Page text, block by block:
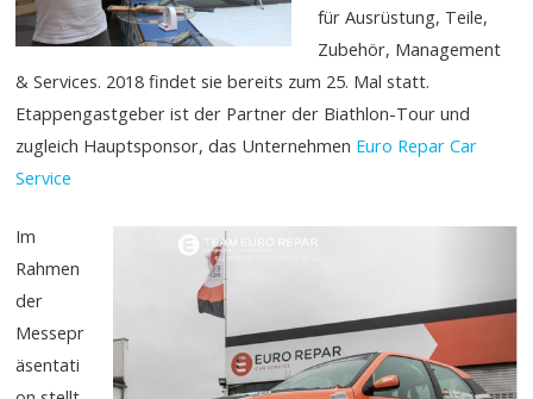
für Ausrüstung, Teile,
Zubehör, Management
& Services. 2018 findet sie bereits zum 25. Mal statt.
Etappengastgeber ist der Partner der Biathlon-Tour und
zugleich Hauptsponsor, das Unternehmen Euro Repar Car
Service
Im
Rahmen
der
Messepr
äsentati